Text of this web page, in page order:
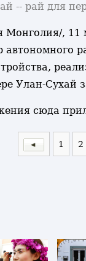
-- рай для
, 11
Улан-Сухай
сюда
1 2